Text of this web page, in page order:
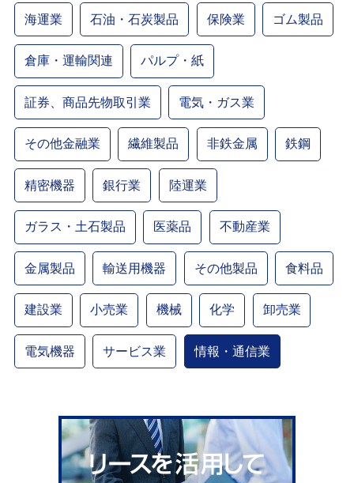
海運業 石油・石炭製品 保険業 ゴム製品
倉庫・運輸関連 パルプ・紙
証券、商品先物取引業 電気・ガス業
その他金融業 繊維製品 非鉄金属 鉄鋼
精密機器 銀行業 陸運業
ガラス・土石製品 医薬品 不動産業
金属製品 輸送用機器 その他製品 食料品
建設業 小売業 機械 化学 卸売業
電気機器 サービス業 情報・通信業